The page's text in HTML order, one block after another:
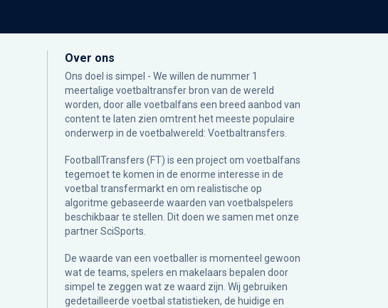
Over ons
Ons doel is simpel - We willen de nummer 1
meertalige voetbaltransfer bron van de wereld
worden, door alle voetbalfans een breed aanbod van
content te laten zien omtrent het meeste populaire
onderwerp in de voetbalwereld: Voetbaltransfers.
FootballTransfers (FT) is een project om voetbalfans
tegemoet te komen in de enorme interesse in de
voetbal transfermarkt en om realistische op
algoritme gebaseerde waarden van voetbalspelers
beschikbaar te stellen. Dit doen we samen met onze
partnerSciSports.
De waarde van een voetballer is momenteel gewoon
wat de teams, spelers en makelaars bepalen door
simpel te zeggen wat ze waard zijn. Wij gebruiken
gedetailleerde voetbal statistieken, de huidige en